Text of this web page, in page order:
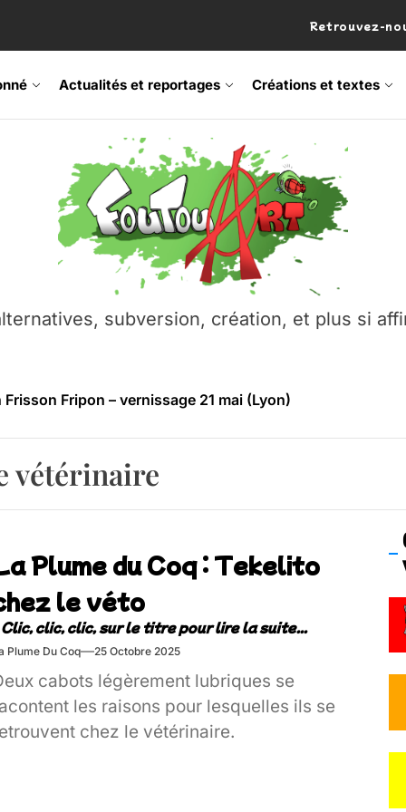
Retrouvez-
Actualités et reportages Créations et textes
subversion, création, et plus si
Fripon – vernissage 21 mai (Lyon)
Festival – Samedi 18 juillet (Vaulx-en-Velin)
– Ŝtono, un livre réalisé par Michaël Moretti & Pierre
contre l’A412 à l’Établi (Haute-Savoie)
Fripon – vernissage 21 mai (Lyon)
Festival – Samedi 18 juillet (Vaulx-en-Velin)
vétérinaire
Plume du Coq : Tekelito
le véto
Plume Du Coq 25 Octobre 2025
cabots légèrement lubriques se
les raisons pour lesquelles ils se
chez le vétérinaire.